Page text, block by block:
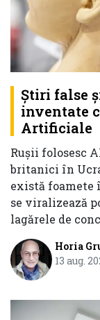
Știri false
inventate
Artificiale
Rușii folosesc
britanici în
există foamete
se viralizează
lagărele de
Horia
13 aug.